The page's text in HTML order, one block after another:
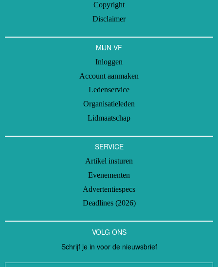
Copyright
Disclaimer
MIJN VF
Inloggen
Account aanmaken
Ledenservice
Organisatieleden
Lidmaatschap
SERVICE
Artikel insturen
Evenementen
Advertentiespecs
Deadlines (2026)
VOLG ONS
Schrijf je in voor de nieuwsbrief